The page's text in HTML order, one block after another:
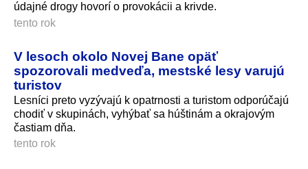
údajné drogy hovorí o provokácii a krivde.
tento rok
V lesoch okolo Novej Bane opäť
spozorovali medveďa, mestské lesy varujú
turistov
Lesníci preto vyzývajú k opatrnosti a turistom odporúčajú
chodiť v skupinách, vyhýbať sa húštinám a okrajovým
častiam dňa.
tento rok